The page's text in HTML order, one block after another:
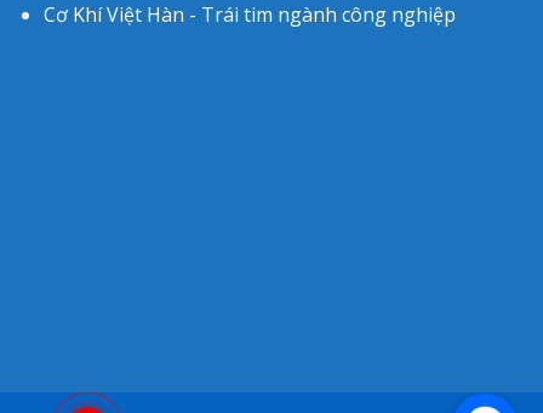
Cơ Khí Việt Hàn - Trái tim ngành công nghiệp